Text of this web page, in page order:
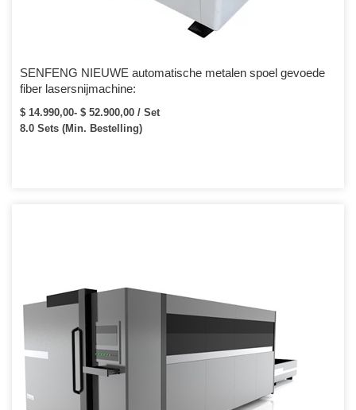
SENFENG NIEUWE automatische metalen spoel gevoede
fiber lasersnijmachine:
$ 14.990,00- $ 52.900,00 / Set
8.0 Sets (Min. Bestelling)